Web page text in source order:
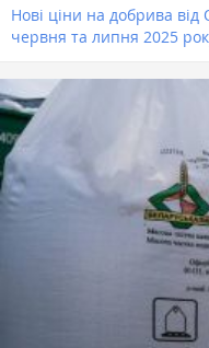
Нові ціни на добрива
червня та липня 2025